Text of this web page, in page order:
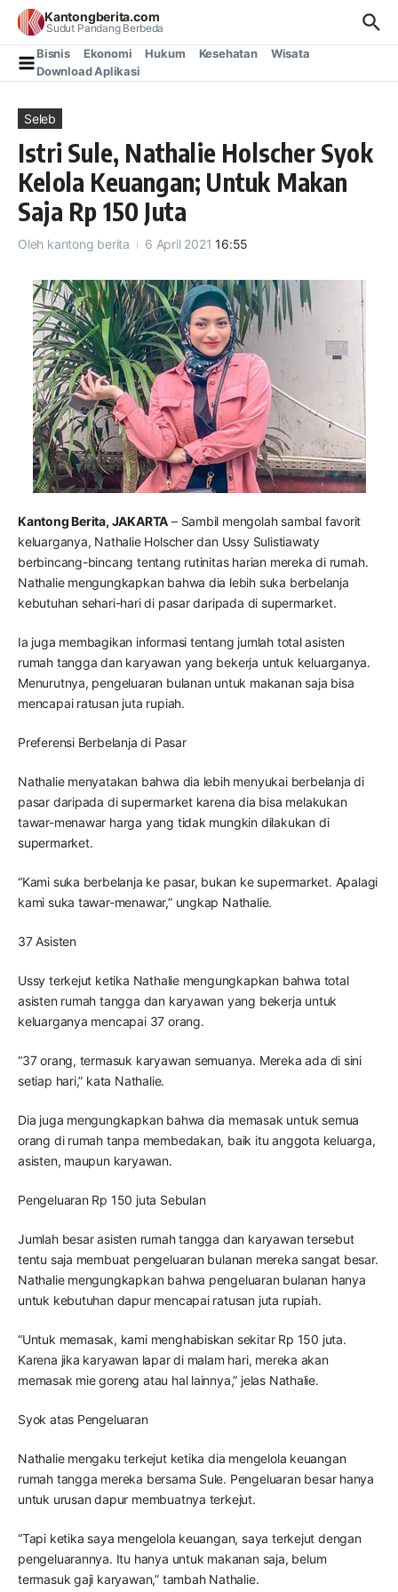
Lewati ke konten
Kantongberita.com
Sudut Pandang Berbeda
Bisnis Ekonomi Hukum Kesehatan
Wisata
Download Aplikasi
Seleb
Istri Sule, Nathalie Holscher Syok
Kelola Keuangan; Untuk Makan
Saja Rp 150 Juta
Oleh kantong berita 6 April 202116:55
Kantong Berita, JAKARTA – Sambil mengolah sambal favorit
keluarganya, Nathalie Holscher dan Ussy Sulistiawaty
berbincang-bincang tentang rutinitas harian mereka di rumah.
Nathalie mengungkapkan bahwa dia lebih suka berbelanja
kebutuhan sehari-hari di pasar daripada di supermarket.
Ia juga membagikan informasi tentang jumlah total asisten
rumah tangga dan karyawan yang bekerja untuk keluarganya.
Menurutnya, pengeluaran bulanan untuk makanan saja bisa
mencapai ratusan juta rupiah.
Preferensi Berbelanja di Pasar
Nathalie menyatakan bahwa dia lebih menyukai berbelanja di
pasar daripada di supermarket karena dia bisa melakukan
tawar-menawar harga yang tidak mungkin dilakukan di
supermarket.
“Kami suka berbelanja ke pasar, bukan ke supermarket. Apalagi
kami suka tawar-menawar,” ungkap Nathalie.
37 Asisten
Ussy terkejut ketika Nathalie mengungkapkan bahwa total
asisten rumah tangga dan karyawan yang bekerja untuk
keluarganya mencapai 37 orang.
“37 orang, termasuk karyawan semuanya. Mereka ada di sini
setiap hari,” kata Nathalie.
Dia juga mengungkapkan bahwa dia memasak untuk semua
orang di rumah tanpa membedakan, baik itu anggota keluarga,
asisten, maupun karyawan.
Pengeluaran Rp 150 juta Sebulan
Jumlah besar asisten rumah tangga dan karyawan tersebut
tentu saja membuat pengeluaran bulanan mereka sangat besar.
Nathalie mengungkapkan bahwa pengeluaran bulanan hanya
untuk kebutuhan dapur mencapai ratusan juta rupiah.
“Untuk memasak, kami menghabiskan sekitar Rp 150 juta.
Karena jika karyawan lapar di malam hari, mereka akan
memasak mie goreng atau hal lainnya,” jelas Nathalie.
Syok atas Pengeluaran
Nathalie mengaku terkejut ketika dia mengelola keuangan
rumah tangga mereka bersama Sule. Pengeluaran besar hanya
untuk urusan dapur membuatnya terkejut.
“Tapi ketika saya mengelola keuangan, saya terkejut dengan
pengeluarannya. Itu hanya untuk makanan saja, belum
termasuk gaji karyawan,” tambah Nathalie.